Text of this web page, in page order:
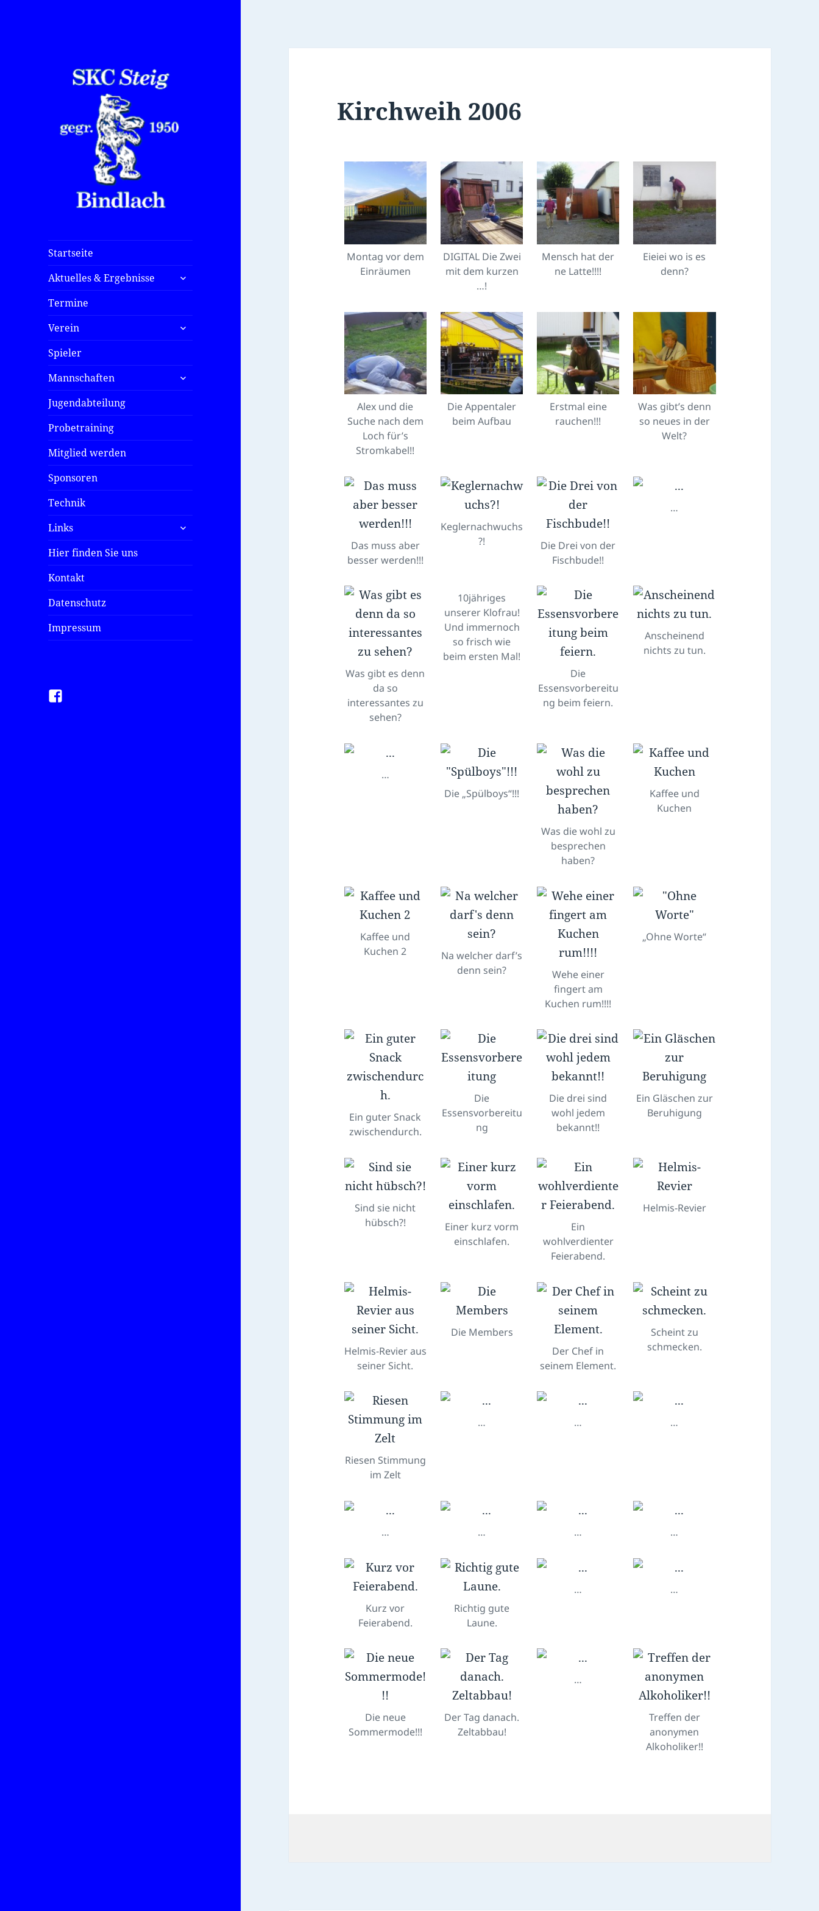
Startseite
Aktuelles & Ergebnisse
untermenü
öffnen
Termine
Verein
untermenü
öffnen
Spieler
Mannschaften
untermenü
öffnen
Jugendabteilung
Probetraining
Mitglied werden
Sponsoren
Technik
Links
untermenü
öffnen
Hier finden Sie uns
Kontakt
Datenschutz
Impressum
Facebook
Kirchweih 2006
Montag vor dem
Einräumen
DIGITAL Die Zwei
mit dem kurzen
…!
Mensch hat der
ne Latte!!!!
Eieiei wo is es
denn?
Alex und die
Suche nach dem
Loch für’s
Stromkabel!!
Die Appentaler
beim Aufbau
Erstmal eine
rauchen!!!
Was gibt’s denn
so neues in der
Welt?
Das muss aber
besser werden!!!
Keglernachwuchs
?!
Die Drei von der
Fischbude!!
…
Was gibt es denn
da so
interessantes zu
sehen?
10jähriges
unserer Klofrau!
Und immernoch
so frisch wie
beim ersten Mal!
Die
Essensvorbereitu
ng beim feiern.
Anscheinend
nichts zu tun.
…
Die „Spülboys“!!!
Was die wohl zu
besprechen
haben?
Kaffee und
Kuchen
Kaffee und
Kuchen 2
Na welcher darf’s
denn sein?
Wehe einer
fingert am
Kuchen rum!!!!
„Ohne Worte“
Ein guter Snack
zwischendurch.
Die
Essensvorbereitu
ng
Die drei sind
wohl jedem
bekannt!!
Ein Gläschen zur
Beruhigung
Sind sie nicht
hübsch?!
Einer kurz vorm
einschlafen.
Ein
wohlverdienter
Feierabend.
Helmis-Revier
Helmis-Revier aus
seiner Sicht.
Die Members
Der Chef in
seinem Element.
Scheint zu
schmecken.
Riesen Stimmung
im Zelt
… … …
… … … …
Kurz vor
Feierabend.
Richtig gute
Laune.
… …
Die neue
Sommermode!!!
Der Tag danach.
Zeltabbau!
…
Treffen der
anonymen
Alkoholiker!!